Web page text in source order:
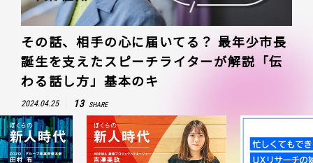
その話、相手の心に届いてる？ 最年少市長
誕生を支えたスピーチライターが解説「伝
わる話し方」基本のキ
2024.04.25 13 SHARE